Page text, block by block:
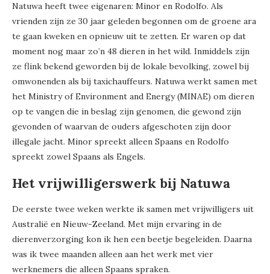
Natuwa heeft twee eigenaren: Minor en Rodolfo. Als
vrienden zijn ze 30 jaar geleden begonnen om de groene ara
te gaan kweken en opnieuw uit te zetten. Er waren op dat
moment nog maar zo’n 48 dieren in het wild. Inmiddels zijn
ze flink bekend geworden bij de lokale bevolking, zowel bij
omwonenden als bij taxichauffeurs. Natuwa werkt samen met
het Ministry of Environment and Energy (MINAE) om dieren
op te vangen die in beslag zijn genomen, die gewond zijn
gevonden of waarvan de ouders afgeschoten zijn door
illegale jacht. Minor spreekt alleen Spaans en Rodolfo
spreekt zowel Spaans als Engels.
Het vrijwilligerswerk bij Natuwa
De eerste twee weken werkte ik samen met vrijwilligers uit
Australië en Nieuw-Zeeland. Met mijn ervaring in de
dierenverzorging kon ik hen een beetje begeleiden. Daarna
was ik twee maanden alleen aan het werk met vier
werknemers die alleen Spaans spraken.